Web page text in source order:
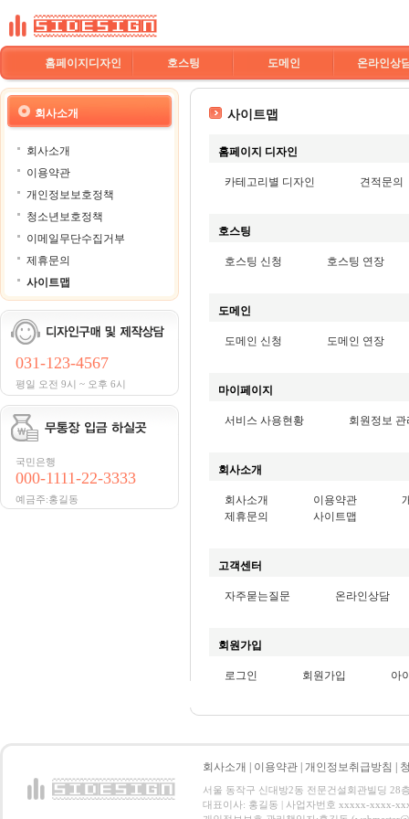
홈페이지디자인 호스팅 도메인 온라인상
회사소개
회사소개
이용약관
개인정보보호정책
청소년보호정책
이메일무단수집거부
제휴문의
사이트맵
031-123-4567
평일 오전 9시 ~ 오후 6시
국민은행
000-1111-22-3333
예금주:홍길동
사이트맵
홈페이지 디자인
카테고리별 디자인 견적문의
호스팅
호스팅 신청 호스팅 연장
도메인
도메인 신청 도메인 연장
마이페이지
서비스 사용현황 회원정보 관
회사소개
회사소개 이용약관
제휴문의
사이트맵
고객센터
자주묻는질문 온라인상담
회원가입
로그인 회원가입 아
회사소개 이용약관 개인정보취급방침
서울 동작구 신대방2동 전문건설회관빌딩 28
대표이사: 홍길동 | 사업자번호 xxxxx-xxxx-